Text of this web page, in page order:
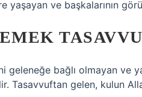
yaşayan ve başkalarının
geleneğe bağlı olmayan ve
Tasavvuftan gelen, kulun